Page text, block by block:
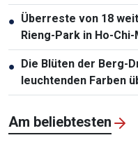
● Überreste von 18
Rieng-Park in Ho-
● Die Blüten der Berg-
leuchtenden Farben
Am beliebtesten